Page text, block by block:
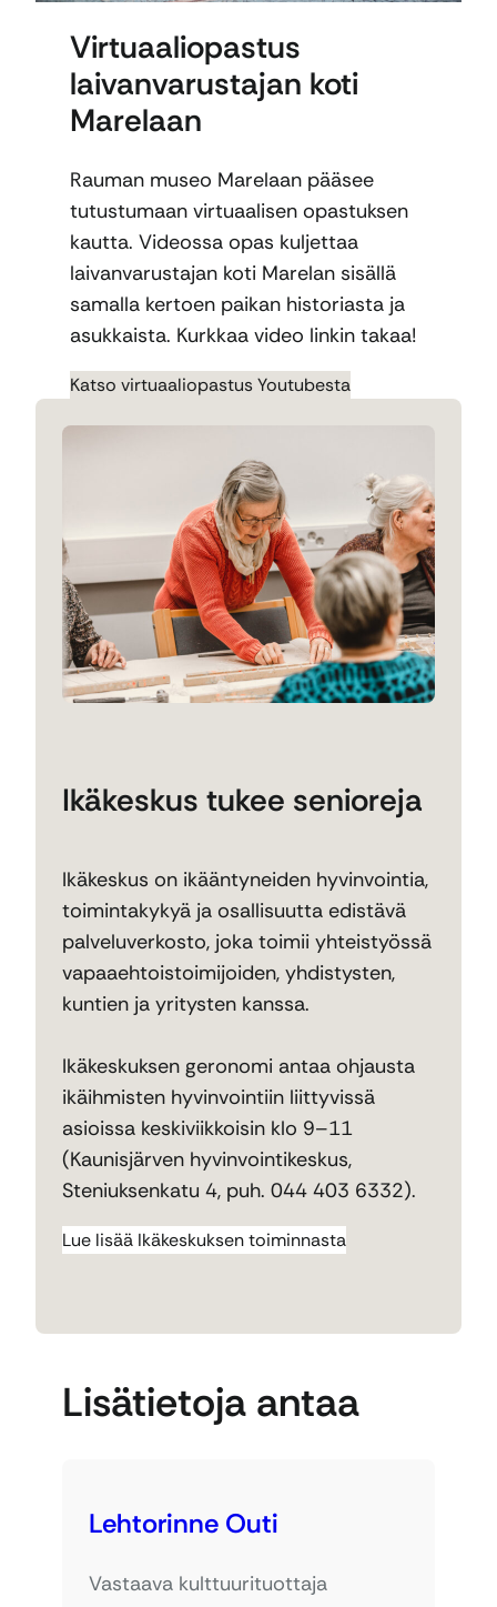
Virtuaaliopastus
laivanvarustajan koti
Marelaan
Rauman museo Marelaan pääsee
tutustumaan virtuaalisen opastuksen
kautta. Videossa opas kuljettaa
laivanvarustajan koti Marelan sisällä
samalla kertoen paikan historiasta ja
asukkaista. Kurkkaa video linkin takaa!
Katso virtuaaliopastus Youtubesta
Ikäkeskus tukee senioreja
Ikäkeskus on ikääntyneiden hyvinvointia,
toimintakykyä ja osallisuutta edistävä
palveluverkosto, joka toimii yhteistyössä
vapaaehtoistoimijoiden, yhdistysten,
kuntien ja yritysten kanssa.
Ikäkeskuksen geronomi antaa ohjausta
ikäihmisten hyvinvointiin liittyvissä
asioissa keskiviikkoisin klo 9–11
(Kaunisjärven hyvinvointikeskus,
Steniuksenkatu 4, puh. 044 403 6332).
Lue lisää Ikäkeskuksen toiminnasta
Lisätietoja antaa
Lehtorinne Outi
Vastaava kulttuurituottaja